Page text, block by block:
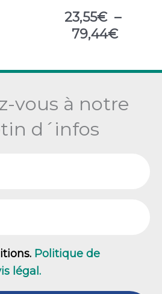
23,55€ –
79,44€
vous à notre
d´infos
Politique de
légal.